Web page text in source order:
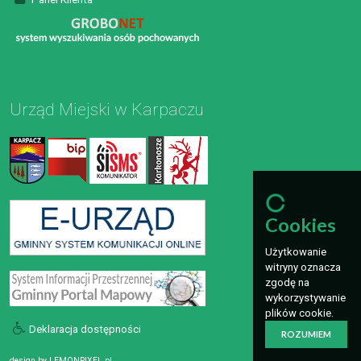
Urząd Miejski w Karpaczu
Deklaracja dostępności
Cookies
Użytkowanie
witryny oznacza
zgodę na
wykorzystywanie
plików cookie.
ROZUMIEM